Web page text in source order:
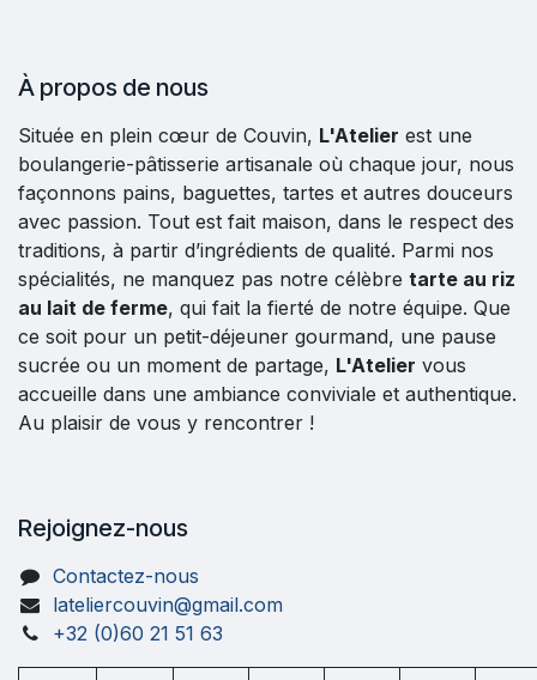
À propos de nous
Située en plein cœur de Couvin, L'Atelier est une
boulangerie-pâtisserie artisanale où chaque jour, nous
façonnons pains, baguettes, tartes et autres douceurs
avec passion. Tout est fait maison, dans le respect des
traditions, à partir d’ingrédients de qualité. Parmi nos
spécialités, ne manquez pas notre célèbre tarte au riz
au lait de ferme, qui fait la fierté de notre équipe. Que
ce soit pour un petit-déjeuner gourmand, une pause
sucrée ou un moment de partage, L'Atelier vous
accueille dans une ambiance conviviale et authentique.
Au plaisir de vous y rencontrer !
Rejoignez-nous
Contactez-nous
lateliercouvin@gmail.com
+32 (0)60 21 51 63